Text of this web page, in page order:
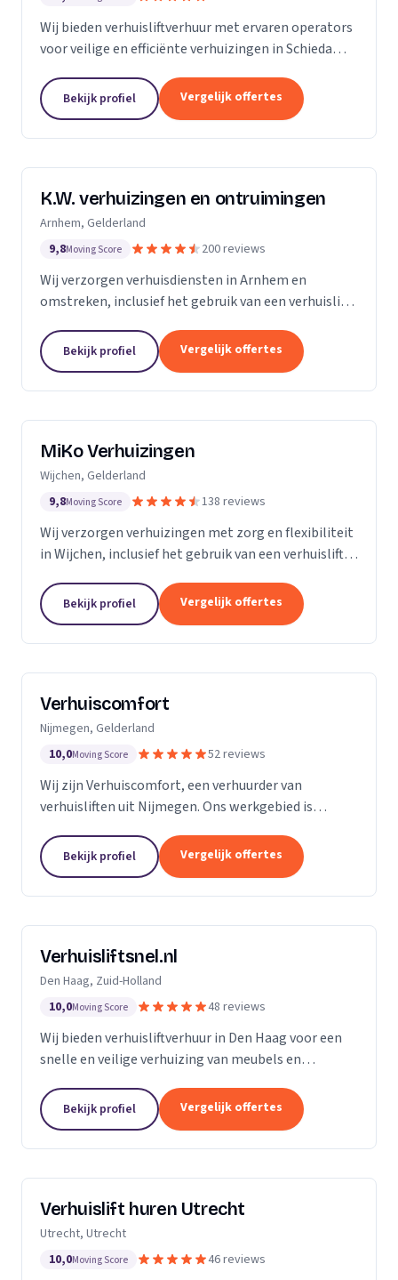
Wij bieden verhuisliftverhuur met ervaren operators
voor veilige en efficiënte verhuizingen in Schiedam
Bekijk profiel Vergelijk offertes
K.W. verhuizingen en ontruimingen
Arnhem, Gelderland
9,8Moving Score 200 reviews
Wij verzorgen verhuisdiensten in Arnhem en
omstreken, inclusief het gebruik van een verhuislift
Bekijk profiel Vergelijk offertes
MiKo Verhuizingen
Wijchen, Gelderland
9,8Moving Score 138 reviews
Wij verzorgen verhuizingen met zorg en flexibiliteit
in Wijchen, inclusief het gebruik van een verhuislift
Bekijk profiel Vergelijk offertes
Verhuiscomfort
Nijmegen, Gelderland
10,0Moving Score 52 reviews
Wij zijn Verhuiscomfort, een verhuurder van
verhuisliften uit Nijmegen. Ons werkgebied is
Bekijk profiel Vergelijk offertes
Verhuisliftsnel.nl
Den Haag, Zuid-Holland
10,0Moving Score 48 reviews
Wij bieden verhuisliftverhuur in Den Haag voor een
snelle en veilige verhuizing van meubels en
Bekijk profiel Vergelijk offertes
Verhuislift huren Utrecht
Utrecht, Utrecht
10,0Moving Score 46 reviews